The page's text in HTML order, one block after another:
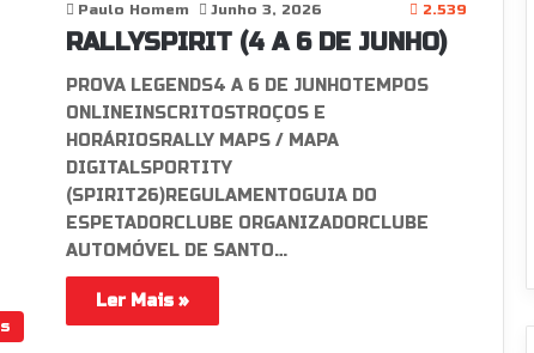
Paulo Homem Junho 3, 2026 2.539
RALLYSPIRIT (4 A 6 DE JUNHO)
PROVA LEGENDS4 A 6 DE JUNHOTEMPOS
ONLINEINSCRITOSTROÇOS E
HORÁRIOSRALLY MAPS / MAPA
DIGITALSPORTITY
(SPIRIT26)REGULAMENTOGUIA DO
ESPETADORCLUBE ORGANIZADORCLUBE
AUTOMÓVEL DE SANTO…
Ler Mais »